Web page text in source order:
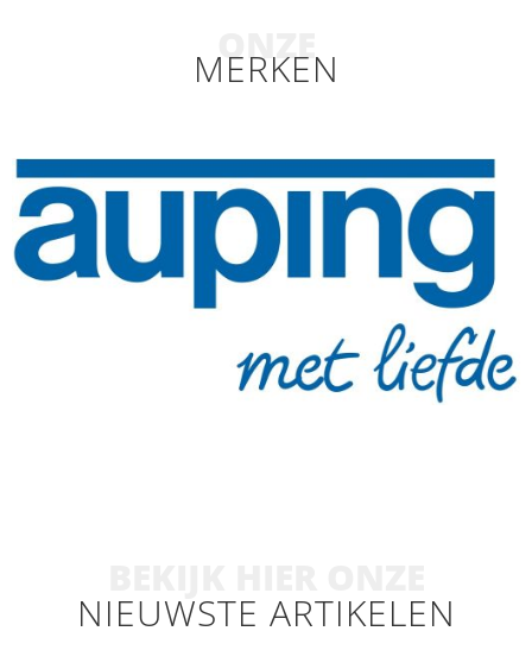
ONZE
MERKEN
NIEUWSTE ARTIKELEN